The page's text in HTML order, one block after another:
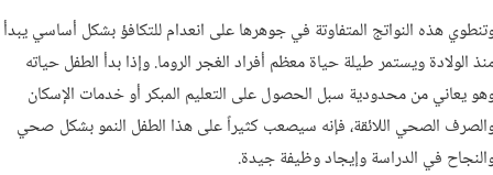
هذه النواتج المتفاوتة في جوهرها على انعدام للتكافؤ بشكل أساسي يبدأ
الولادة ويستمر طيلة حياة معظم أفراد الغجر الروما. وإذا بدأ الطفل حياته
يعاني من محدودية سبل الحصول على التعليم المبكر أو خدمات الإسكان
الصحي اللائقة، فإنه سيصعب كثيراً على هذا الطفل النمو بشكل صحي
في الدراسة وإيجاد وظيفة جيدة.